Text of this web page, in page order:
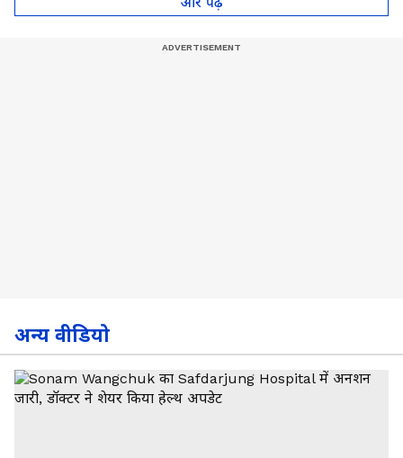
अन्य वीडियो